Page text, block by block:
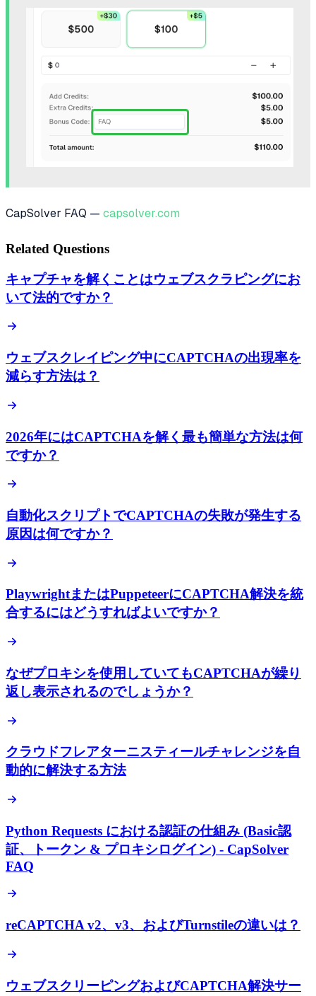
CapSolver FAQ — capsolver.com
Related Questions
キャプチャを解くことはウェブスクラピングにお
いて法的ですか？
ウェブスクレイピング中にCAPTCHAの出現率を
減らす方法は？
2026年にはCAPTCHAを解く最も簡単な方法は何
ですか？
自動化スクリプトでCAPTCHAの失敗が発生する
原因は何ですか？
PlaywrightまたはPuppeteerにCAPTCHA解決を統
合するにはどうすればよいですか？
なぜプロキシを使用していてもCAPTCHAが繰り
返し表示されるのでしょうか？
クラウドフレアターニスティールチャレンジを自
動的に解決する方法
Python Requests における認証の仕組み (Basic認
証、トークン & プロキシログイン) - CapSolver
FAQ
reCAPTCHA v2、v3、およびTurnstileの違いは？
ウェブスクリーピングおよびCAPTCHA解決サー